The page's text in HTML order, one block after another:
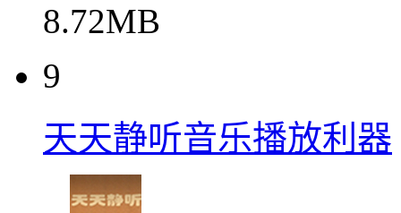
8.72MB
9
天天静听音乐播放利器